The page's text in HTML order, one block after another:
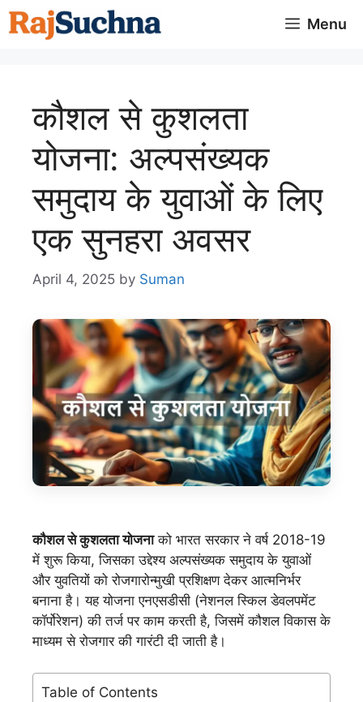
Skip
to
Menu
कौशल से कुशलता
योजना: अल्पसंख्यक
समुदाय के युवाओं के लिए
एक सुनहरा अवसर
April 4, 2025 by Suman
कौशल से कुशलता योजनाको भारत सरकार ने वर्ष 2018-19
में शुरू किया, जिसका उद्देश्य अल्पसंख्यक समुदाय के युवाओं
और युवतियों को रोजगारोन्मुखी प्रशिक्षण देकर आत्मनिर्भर
बनाना है। यह योजना एनएसडीसी (नेशनल स्किल डेवलपमेंट
कॉर्पोरेशन) की तर्ज पर काम करती है, जिसमें कौशल विकास के
माध्यम से रोजगार की गारंटी दी जाती है।
Table of Contents